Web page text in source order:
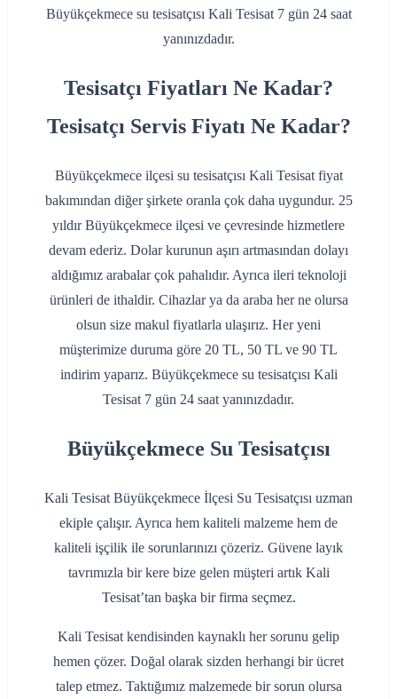
Büyükçekmece su tesisatçısı Kali Tesisat 7 gün 24 saat
yanınızdadır.
Tesisatçı Fiyatları Ne Kadar?
Tesisatçı Servis Fiyatı Ne Kadar?
Büyükçekmece ilçesi su tesisatçısı Kali Tesisat fiyat
bakımından diğer şirkete oranla çok daha uygundur. 25
yıldır Büyükçekmece ilçesi ve çevresinde hizmetlere
devam ederiz. Dolar kurunun aşırı artmasından dolayı
aldığımız arabalar çok pahalıdır. Ayrıca ileri teknoloji
ürünleri de ithaldir. Cihazlar ya da araba her ne olursa
olsun size makul fiyatlarla ulaşırız. Her yeni
müşterimize duruma göre 20 TL, 50 TL ve 90 TL
indirim yaparız. Büyükçekmece su tesisatçısı Kali
Tesisat 7 gün 24 saat yanınızdadır.
Büyükçekmece Su Tesisatçısı
Kali Tesisat Büyükçekmece İlçesi Su Tesisatçısı uzman
ekiple çalışır. Ayrıca hem kaliteli malzeme hem de
kaliteli işçilik ile sorunlarınızı çözeriz. Güvene layık
tavrımızla bir kere bize gelen müşteri artık Kali
Tesisat’tan başka bir firma seçmez.
Kali Tesisat kendisinden kaynaklı her sorunu gelip
hemen çözer. Doğal olarak sizden herhangi bir ücret
talep etmez. Taktığımız malzemede bir sorun olursa